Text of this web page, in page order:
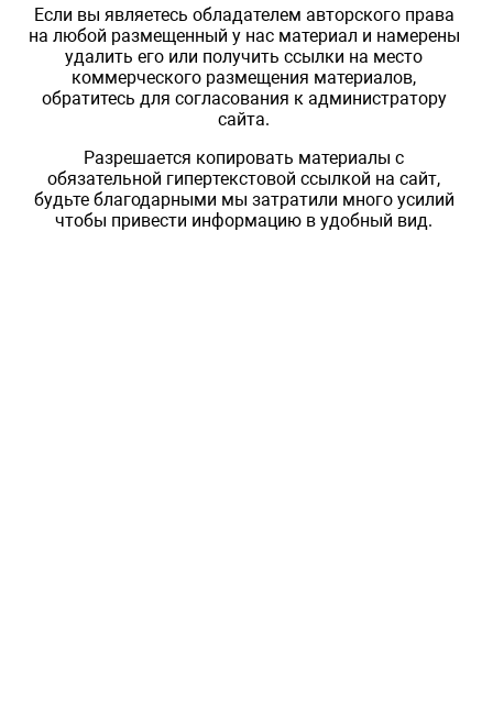
Если вы являетесь обладателем авторского права
на любой размещенный у нас материал и намерены
удалить его или получить ссылки на место
коммерческого размещения материалов,
обратитесь для согласования к администратору
сайта.
Разрешается копировать материалы с
обязательной гипертекстовой ссылкой на сайт,
будьте благодарными мы затратили много усилий
чтобы привести информацию в удобный вид.